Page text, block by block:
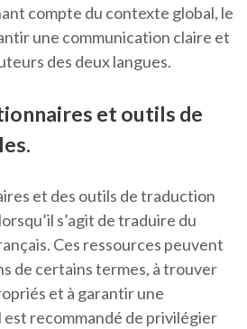
compte du contexte global, le
une communication claire et
des deux langues.
et outils de
et des outils de traduction
s’agit de traduire du
Ces ressources peuvent
de certains termes, à trouver
et à garantir une
recommandé de privilégier